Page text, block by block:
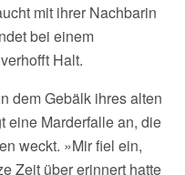
mit ihrer Nachbarin
bei einem
Halt.
dem Gebälk ihres alten
eine Marderfalle an, die
weckt. »Mir fiel ein,
Zeit über erinnert hatte